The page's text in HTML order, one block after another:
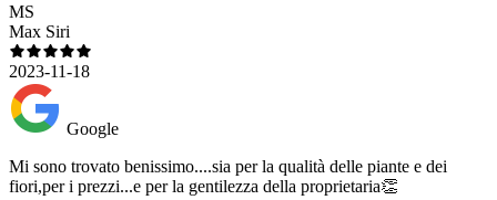
MS
Max Siri
2023-11-18
Google
Mi sono trovato benissimo....sia per la qualità delle piante e dei
fiori,per i prezzi...e per la gentilezza della proprietaria👏